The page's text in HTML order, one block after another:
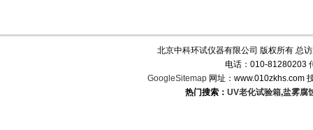
北京中科环试仪器有限公司 版权所有 总
电话：010-81280203
GoogleSitemap 网址：www.010zkhs.com
热门搜索： UV老化试验箱,盐雾腐